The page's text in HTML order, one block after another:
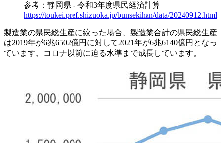
参考：静岡県 - 令和3年度県民経済計算
https://toukei.pref.shizuoka.jp/bunsekihan/data/20240912.html
製造業の県民総生産に絞った場合、製造業合計の県民総生産
は2019年が6兆6502億円に対して2021年が6兆6140億円となっ
ています。コロナ以前に迫る水準まで成長しています。